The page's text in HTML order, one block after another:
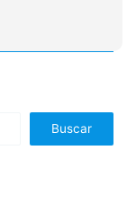
Buscar